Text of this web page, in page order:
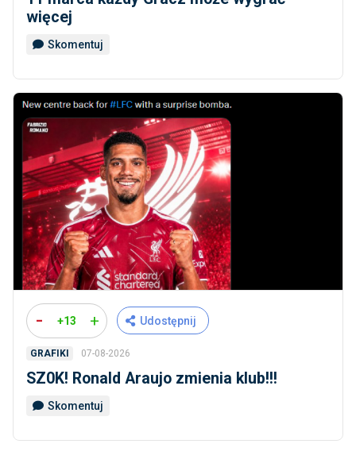
więcej
Skomentuj
- +13 + Udostępnij
GRAFIKI 07-08-2026
SZ0K! Ronald Araujo zmienia klub!!!
Skomentuj